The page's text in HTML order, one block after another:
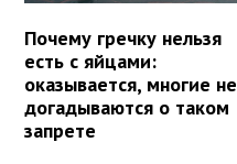
Почему гречку нельзя
есть с яйцами:
оказывается, многие не
догадываются о таком
запрете